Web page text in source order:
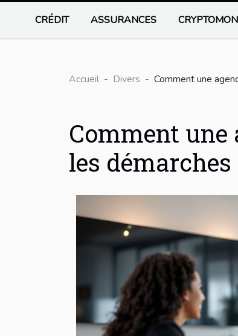
CRÉDIT ASSURANCES
Accueil Divers Comment une
Comment
les